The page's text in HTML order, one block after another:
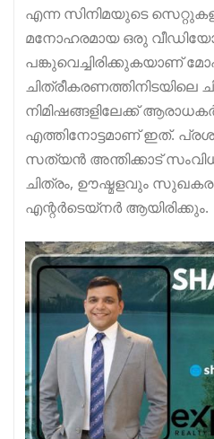
എന്ന സിനിമയുടെ
മനോഹരമായ ഒരു
പങ്കുവെച്ചിരിക്കുകയാണ്
ചിത്രീകരണത്തിനിടയിലെ
നിമിഷങ്ങളിലേക്ക്
എത്തിനോട്ടമാണ് ഇത്.
സത്യൻ അന്തിക്കാട്
ചിത്രം, ഊഷ്മളവും
എന്റർടെയ്‌നർ ആയിരിക്കും.